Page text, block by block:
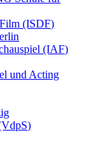
(ISDF)
(IAF)
und Acting